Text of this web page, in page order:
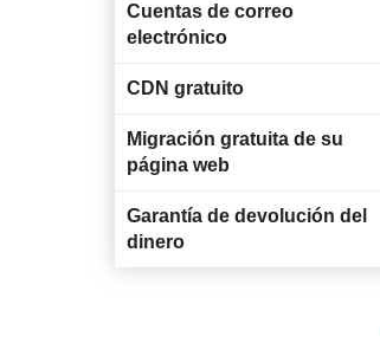
Cuentas de correo
electrónico
CDN gratuito
Migración gratuita de su
página web
Garantía de devolución del
dinero